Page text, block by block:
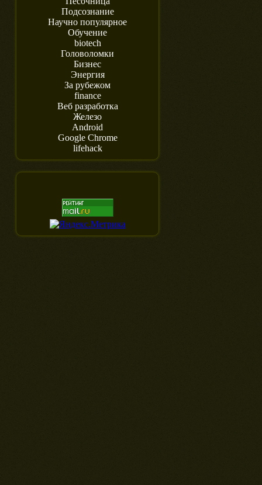
Подсознание
Научно популярное
Обучение
biotech
Головоломки
Бизнес
Энергия
За рубежом
finance
Веб разработка
Железо
Android
Google Chrome
lifehack